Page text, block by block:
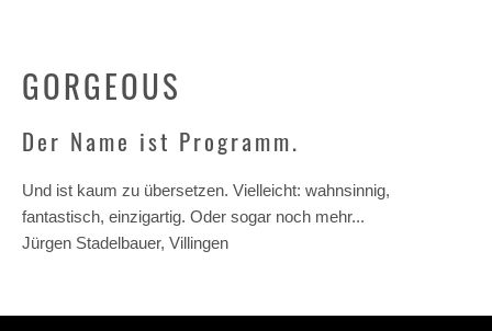
GORGEOUS
Der Name ist Programm.
Und ist kaum zu übersetzen. Vielleicht: wahnsinnig,
fantastisch, einzigartig. Oder sogar noch mehr...
Jürgen Stadelbauer, Villingen